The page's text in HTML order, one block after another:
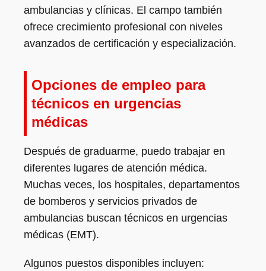
ambulancias y clínicas. El campo también
ofrece crecimiento profesional con niveles
avanzados de certificación y especialización.
Opciones de empleo para
técnicos en urgencias
médicas
Después de graduarme, puedo trabajar en
diferentes lugares de atención médica.
Muchas veces, los hospitales, departamentos
de bomberos y servicios privados de
ambulancias buscan técnicos en urgencias
médicas (EMT).
Algunos puestos disponibles incluyen: